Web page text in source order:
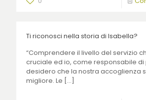
Ti riconosci nella storia di Isabella?
“Comprendere il livello del servizio
cruciale ed io, come responsabile di
desidero che la nostra accoglienza
migliore. Le […]